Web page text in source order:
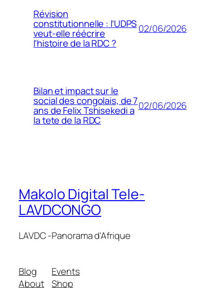
Révision
constitutionnelle : l’UDPS
veut-elle réécrire
l’histoire de la RDC ?
02/06/2026
Bilan et impact sur le
social des congolais, de 7
ans de Felix Tshisekedi a
la tete de la RDC
02/06/2026
Makolo Digital Tele-
LAVDCONGO
LAVDC -Panorama d'Afrique
Blog
About
Events
Shop